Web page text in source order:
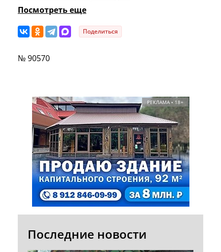
Посмотреть еще
Поделиться
№ 90570
РЕКЛАМА • 18+
Последние новости